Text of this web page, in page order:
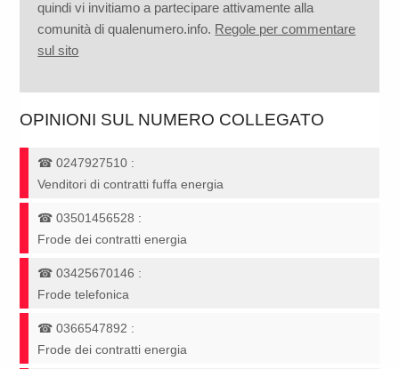
quindi vi invitiamo a partecipare attivamente alla
comunità di qualenumero.info. Regole per commentare
sul sito
OPINIONI SUL NUMERO COLLEGATO
☎0247927510 :
Venditori di contratti fuffa energia
☎03501456528 :
Frode dei contratti energia
☎03425670146 :
Frode telefonica
☎0366547892 :
Frode dei contratti energia